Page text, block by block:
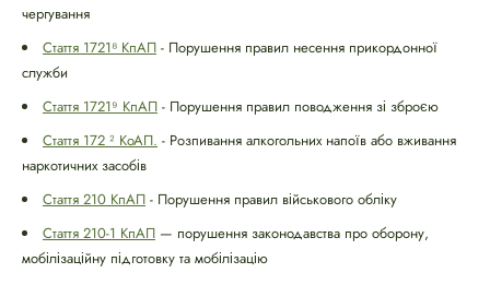
чергування
Стаття 1721⁸ КпАП - Порушення правил несення прикордонної
служби
Стаття 1721⁹ КпАП - Порушення правил поводження зі зброєю
Стаття 172 ² КоАП. - Розпивання алкогольних напоїв або вживання
наркотичних засобів
Стаття 210 КпАП - Порушення правил військового обліку
Стаття 210-1 КпАП — порушення законодавства про оборону,
мобілізаційну підготовку та мобілізацію